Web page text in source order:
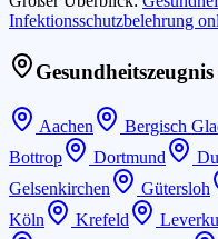
Infektionsschutzbelehrung
Aachen Bergisch
Bottrop
Dortmund
Gelsenkirchen
Gütersloh
Köln
Krefeld